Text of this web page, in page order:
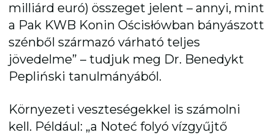
milliárd euró) összeget jelent – annyi, mint
a Pak KWB Konin Ościsłówban bányászott
szénből származó várható teljes
jövedelme” – tudjuk meg Dr. Benedykt
Pepliński tanulmányából.
Környezeti veszteségekkel is számolni
kell. Például: „a Noteć folyó vízgyűjtő